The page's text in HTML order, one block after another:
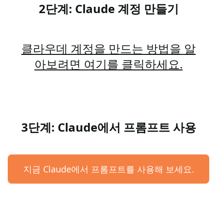
2단계: Claude 계정 만들기
클라우데 계정을 만드는 방법을 알
아보려면 여기를 클릭하세요.
3단계: Claude에서 프롬프트 사용
지금 Claude에서 프롬프트를 사용해 보세요.